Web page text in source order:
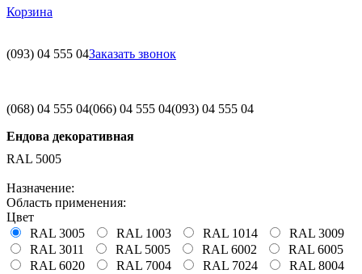
Корзина
(093) 04 555 04Заказать звонок
(068) 04 555 04(066) 04 555 04(093) 04 555 04
Ендова декоративная
RAL 5005
Назначение:
Область применения:
Цвет
RAL 3005
RAL 1003 RAL 1014
RAL 3009
RAL 3011
RAL 5005 RAL 6002
RAL 6005
RAL 6020
RAL 7004 RAL 7024
RAL 8004